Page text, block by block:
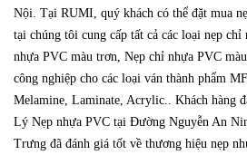
Nội. Tại RUMI, quý khách có thể đặt mua
tại chúng tôi cung cấp tất cả các loại nẹp
nhựa PVC màu trơn, Nẹp chỉ nhựa PVC
công nghiệp cho các loại ván thành phẩm
Melamine, Laminate, Acrylic.. Khách hàng
Lý Nẹp nhựa PVC tại Đường Nguyễn An
Trưng đã đánh giá tốt về thương hiệu nẹp